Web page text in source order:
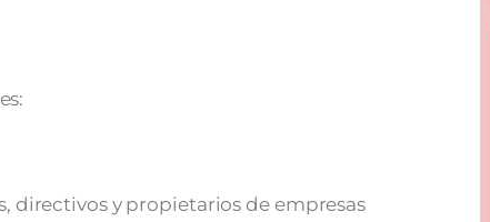
directivos y propietarios de empresas